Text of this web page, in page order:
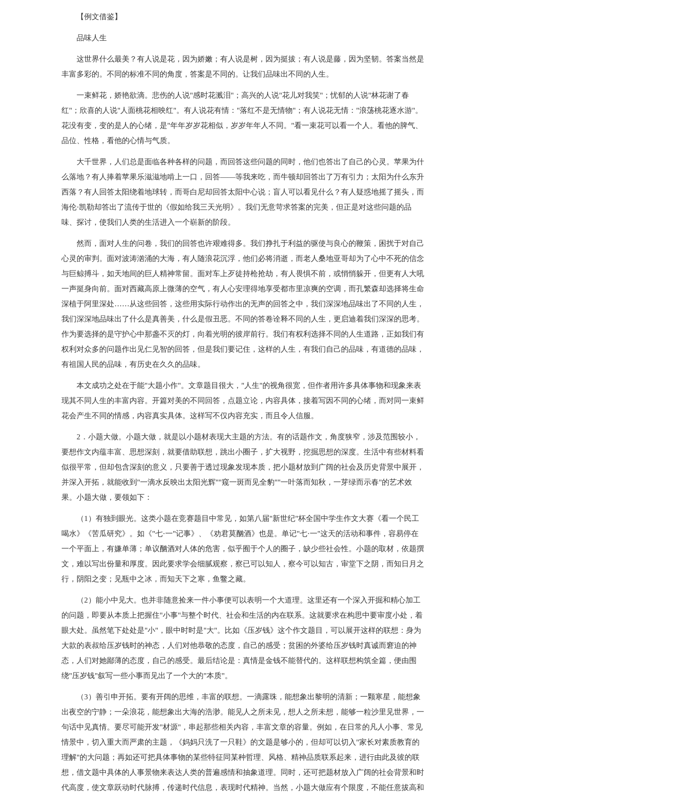
【例文借鉴】
品味人生
这世界什么最美？有人说是花，因为娇嫩；有人说是树，因为挺拔；有人说是藤，因为坚韧。答案当然是
丰富多彩的。不同的标准不同的角度，答案是不同的。让我们品味出不同的人生。
一束鲜花，娇艳欲滴。悲伤的人说"感时花溅泪"；高兴的人说"花儿对我笑"；忧郁的人说"林花谢了春
红"；欣喜的人说"人面桃花相映红"。有人说花有情："落红不是无情物"；有人说花无情："浪荡桃花逐水游"。
花没有变，变的是人的心绪，是"年年岁岁花相似，岁岁年年人不同。"看一束花可以看一个人。看他的脾气、
品位、性格，看他的心情与气质。
大千世界，人们总是面临各种各样的问题，而回答这些问题的同时，他们也答出了自己的心灵。苹果为什
么落地？有人捧着苹果乐滋滋地啃上一口，回答——等我来吃，而牛顿却回答出了万有引力；太阳为什么东升
西落？有人回答太阳绕着地球转，而哥白尼却回答太阳中心说；盲人可以看见什么？有人疑惑地摇了摇头，而
海伦·凯勒却答出了流传于世的《假如给我三天光明》。我们无意苛求答案的完美，但正是对这些问题的品
味、探讨，使我们人类的生活进入一个崭新的阶段。
然而，面对人生的问卷，我们的回答也许艰难得多。我们挣扎于利益的驱使与良心的鞭策，困扰于对自己
心灵的审判。面对波涛汹涌的大海，有人随浪花沉浮，他们必将消逝，而老人桑地亚哥却为了心中不死的信念
与巨鲸搏斗，如天地间的巨人精神常留。面对车上歹徒持枪抢劫，有人畏惧不前，或悄悄躲开，但更有人大吼
一声挺身向前。面对西藏高原上微薄的空气，有人心安理得地享受都市里凉爽的空调，而孔繁森却选择将生命
深植于阿里深处……从这些回答，这些用实际行动作出的无声的回答之中，我们深深地品味出了不同的人生，
我们深深地品味出了什么是真善美，什么是假丑恶。不同的答卷诠释不同的人生，更启迪着我们深深的思考。
作为要选择的是守护心中那盏不灭的灯，向着光明的彼岸前行。我们有权利选择不同的人生道路，正如我们有
权利对众多的问题作出见仁见智的回答，但是我们要记住，这样的人生，有我们自己的品味，有道德的品味，
有祖国人民的品味，有历史在久久的品味。
本文成功之处在于能"大题小作"。文章题目很大，"人生"的视角很宽，但作者用许多具体事物和现象来表
现其不同人生的丰富内容。开篇对美的不同回答，点题立论，内容具体，接着写因不同的心绪，而对同一束鲜
花会产生不同的情感，内容真实具体。这样写不仅内容充实，而且令人信服。
2．小题大做。小题大做，就是以小题材表现大主题的方法。有的话题作文，角度狭窄，涉及范围较小，
要想作文内蕴丰富、思想深刻，就要借助联想，跳出小圈子，扩大视野，挖掘思想的深度。生活中有些材料看
似很平常，但却包含深刻的意义，只要善于透过现象发现本质，把小题材放到广阔的社会及历史背景中展开，
并深入开拓，就能收到"一滴水反映出太阳光辉""窥一斑而见全豹""一叶落而知秋，一芽绿而示春"的艺术效
果。小题大做，要领如下：
（1）有独到眼光。这类小题在竞赛题目中常见，如第八届"新世纪"杯全国中学生作文大赛《看一个民工
喝水》《苦瓜研究》。如《"七·一"记事》、《劝君莫酗酒》也是。单记"七·一"这天的活动和事件，容易停在
一个平面上，有嫌单薄；单议酗酒对人体的危害，似乎囿于个人的圈子，缺少些社会性。小题的取材，依题撰
文，难以写出份量和厚度。因此要求学会细腻观察，察已可以知人，察今可以知古，审堂下之阴，而知日月之
行，阴阳之变；见瓶中之冰，而知天下之寒，鱼鳖之藏。
（2）能小中见大。也并非随意捡来一件小事便可以表明一个大道理。这里还有一个深入开掘和精心加工
的问题，即要从本质上把握住"小事"与整个时代、社会和生活的内在联系。这就要求在构思中要审度小处，着
眼大处。虽然笔下处处是"小"，眼中时时是"大"。比如《压岁钱》这个作文题目，可以展开这样的联想：身为
大款的表叔给压岁钱时的神态，人们对他恭敬的态度，自己的感受；贫困的外婆给压岁钱时真诚而窘迫的神
态，人们对她鄙薄的态度，自己的感受。最后结论是：真情是金钱不能替代的。这样联想构筑全篇，便由围
绕"压岁钱"叙写一些小事而见出了一个大的"本质"。
（3）善引申开拓。要有开阔的思维，丰富的联想。一滴露珠，能想象出黎明的清新；一颗寒星，能想象
出夜空的宁静；一朵浪花，能想象出大海的浩渺。能见人之所未见，想人之所未想，能够一粒沙里见世界，一
句话中见真情。要尽可能开发"材源"，串起那些相关内容，丰富文章的容量。例如，在日常的凡人小事、常见
情景中，切入重大而严肃的主题，《妈妈只洗了一只鞋》的文题是够小的，但却可以切入"家长对素质教育的
理解"的大问题；再如还可把具体事物的某些特征同某种哲理、风格、精神品质联系起来，进行由此及彼的联
想，借文题中具体的人事景物来表达人类的普遍感情和抽象道理。同时，还可把题材放入广阔的社会背景和时
代高度，使文章跃动时代脉搏，传递时代信息，表现时代精神。当然，小题大做应有个限度，不能任意拔高和